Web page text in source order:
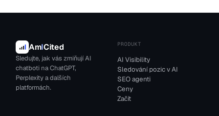
AmICited
Sledujte, jak vás zmiňují AI
chatboti na ChatGPT,
Perplexity a dalších
platformách.
PRODUKT
AI Visibility
Sledování pozic v AI
SEO agenti
Ceny
Začít